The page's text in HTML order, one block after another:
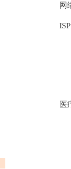
网
医